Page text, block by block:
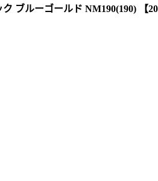
ブルーゴールド NM190(190) 【